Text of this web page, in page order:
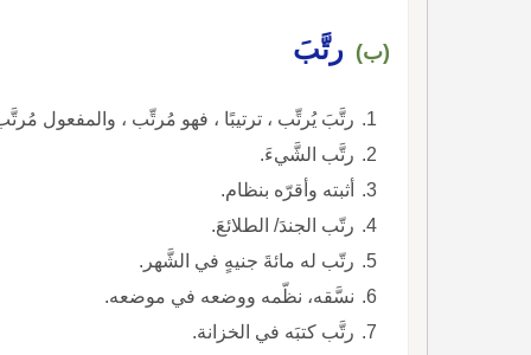
(ب) رتَّبَ
رتَّبَ يُرتِّب ، ترتيبًا ، فهو مُرتِّب ، والمفعول
رتَّب الشَّيءَ.
أثبته وأقرّه بنظام.
رتّب الجندَ/ الطلائعَ.
رتّب له مائةَ جنيهٍ في الشَّهر.
نسَّقه، نظّمه ووضعه في موضعه.
رتَّب كتبَه في الخزانة.